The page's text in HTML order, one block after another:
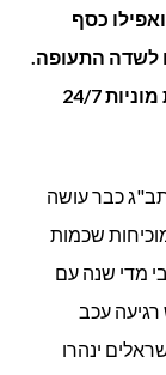
לנתב"ג
בדרך
המהירה
והטובה
כסף
לשדה התעופה.
כאן יש לפניכם כמה אפשרויות ואבי מתחנת מוניות 24/7
כבר עושה
שכמות
מדי שנה עם
עכב
ינהרו